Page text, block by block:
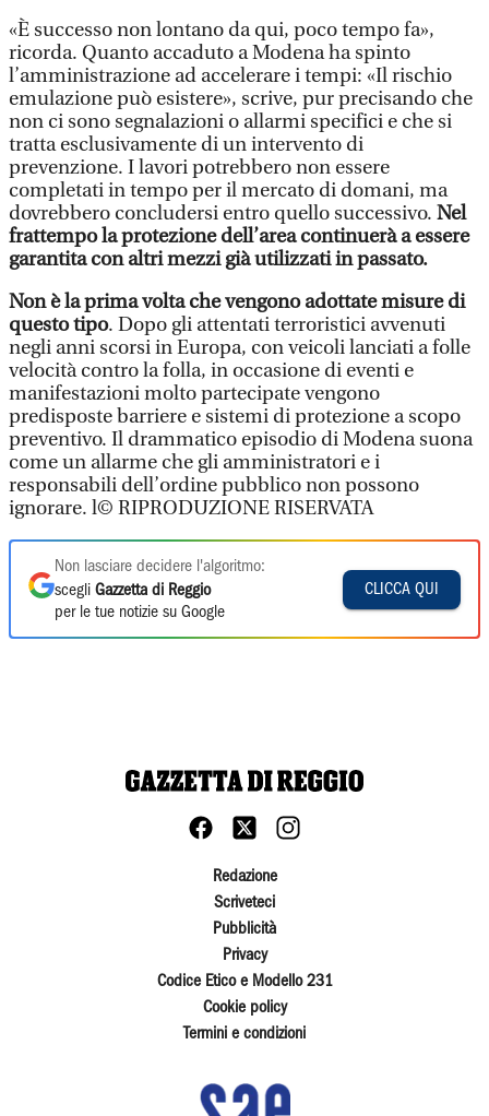
«È successo non lontano da qui, poco tempo fa»,
ricorda. Quanto accaduto a Modena ha spinto
l’amministrazione ad accelerare i tempi: «Il rischio
emulazione può esistere», scrive, pur precisando che
non ci sono segnalazioni o allarmi specifici e che si
tratta esclusivamente di un intervento di
prevenzione. I lavori potrebbero non essere
completati in tempo per il mercato di domani, ma
dovrebbero concludersi entro quello successivo. Nel
frattempo la protezione dell’area continuerà a essere
garantita con altri mezzi già utilizzati in passato.
Non è la prima volta che vengono adottate misure di
questo tipo. Dopo gli attentati terroristici avvenuti
negli anni scorsi in Europa, con veicoli lanciati a folle
velocità contro la folla, in occasione di eventi e
manifestazioni molto partecipate vengono
predisposte barriere e sistemi di protezione a scopo
preventivo. Il drammatico episodio di Modena suona
come un allarme che gli amministratori e i
responsabili dell’ordine pubblico non possono
ignorare. l© RIPRODUZIONE RISERVATA
Non lasciare decidere l'algoritmo:
scegli Gazzetta di Reggio
per le tue notizie su Google
CLICCA QUI
Redazione
Scriveteci
Pubblicità
Privacy
Codice Etico e Modello 231
Cookie policy
Termini e condizioni